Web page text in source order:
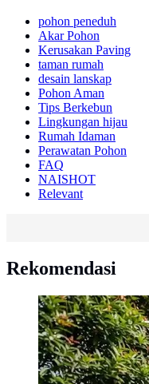
pohon peneduh
Akar Pohon
Kerusakan Paving
taman rumah
desain lanskap
Pohon Aman
Tips Berkebun
Lingkungan hijau
Rumah Idaman
Perawatan Pohon
FAQ
NAISHOT
Relevant
Rekomendasi